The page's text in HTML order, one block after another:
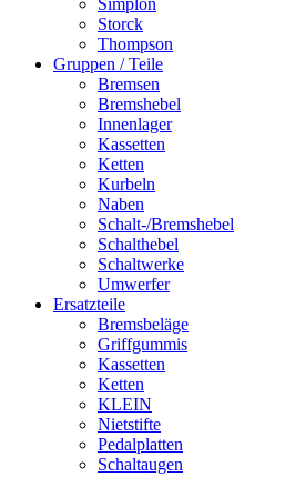
Simplon
Storck
Thompson
Gruppen / Teile
Bremsen
Bremshebel
Innenlager
Kassetten
Ketten
Kurbeln
Naben
Schalt-/Bremshebel
Schalthebel
Schaltwerke
Umwerfer
Ersatzteile
Bremsbeläge
Griffgummis
Kassetten
Ketten
KLEIN
Nietstifte
Pedalplatten
Schaltaugen